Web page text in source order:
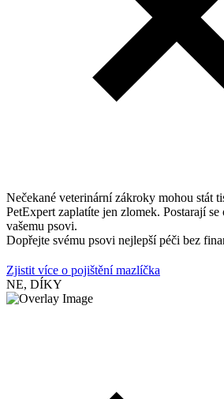
Nečekané veterinární zákroky mohou stát
PetExpert zaplatíte jen zlomek. Postarají
vašemu psovi.
Dopřejte svému psovi nejlepší péči bez
Zjistit více o pojištění mazlíčka
NE, DÍKY